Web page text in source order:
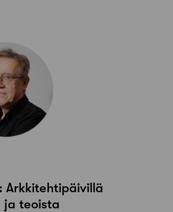
Arkkitehtipäivillä
ja teoista